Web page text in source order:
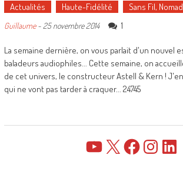
Actualités Haute-Fidélité Sans Fil,
Guillaume- 25 novembre 2014 1
La semaine dernière, on vous parlait d'un nouvel
baladeurs audiophiles... Cette semaine, on
de cet univers, le constructeur Astell & Kern !
qui ne vont pas tarder à craquer... 24745
YouTube FacebookInstagramLinkedIn